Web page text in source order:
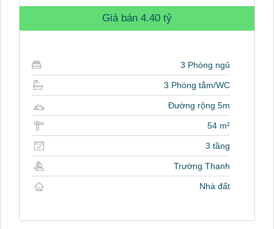
Giá bán 4.40 tỷ
3 Phòng ngủ
3 Phòng tắm/WC
Đường rộng 5m
54 m²
3 tầng
Trường Thạnh
Nhà đất